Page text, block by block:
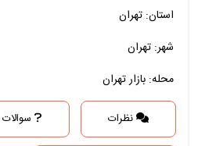
استان: تهران
شهر: تهران
محله: بازار تهران
نظرات سوالات